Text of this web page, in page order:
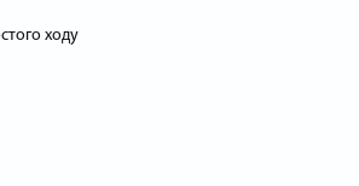
ходу